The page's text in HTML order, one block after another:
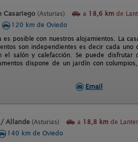
Casariego (Asturias) a 18,6 km de
120 km de Oviedo
posible con nuestros alojamientos. La
son independientes es decir cada uno
el salón y calefacción. Se puede
dispone de un jardín con
Email
Allande (Asturias) a 18,8 km de
140 km de Oviedo